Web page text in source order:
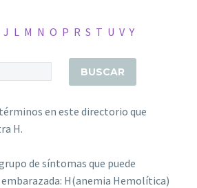
J L M N O P R S T U V Y
en este directorio que
H.
de síntomas que puede
H(anemia Hemolítica)